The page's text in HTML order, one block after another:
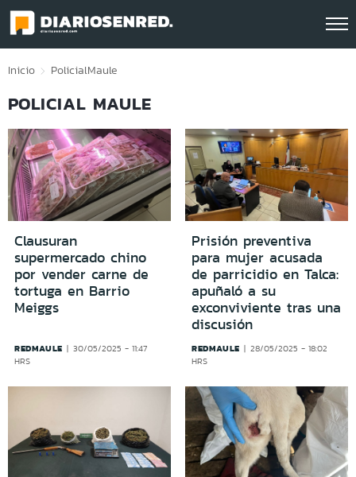
Click acá para ir directamente al contenido
Inicio PolicialMaule
POLICIAL MAULE
Clausuran
supermercado chino
por vender carne de
tortuga en Barrio
Meiggs
REDMAULE
30/05/2025 - 11:47
HRS
Prisión preventiva
para mujer acusada
de parricidio en Talca:
apuñaló a su
exconviviente tras una
discusión
REDMAULE
28/05/2025 - 18:02
HRS